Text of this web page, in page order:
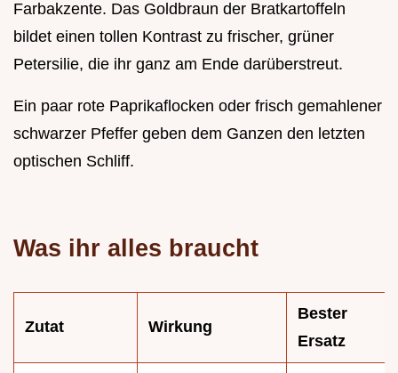
Farbakzente. Das Goldbraun der Bratkartoffeln
bildet einen tollen Kontrast zu frischer, grüner
Petersilie, die ihr ganz am Ende darüberstreut.
Ein paar rote Paprikaflocken oder frisch gemahlener
schwarzer Pfeffer geben dem Ganzen den letzten
optischen Schliff.
Was ihr alles braucht
Zutat Wirkung
Bester
Ersatz